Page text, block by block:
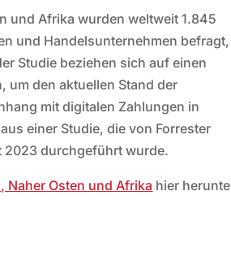
und Afrika wurden weltweit 1.845
und Handelsunternehmen befragt,
Studie beziehen sich auf einen
um den aktuellen Stand der
mit digitalen Zahlungen in
einer Studie, die von Forrester
2023 durchgeführt wurde.
Naher Osten und Afrika hier